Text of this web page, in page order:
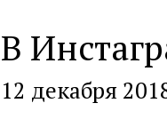
В
12 декабря